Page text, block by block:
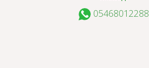
05468012288